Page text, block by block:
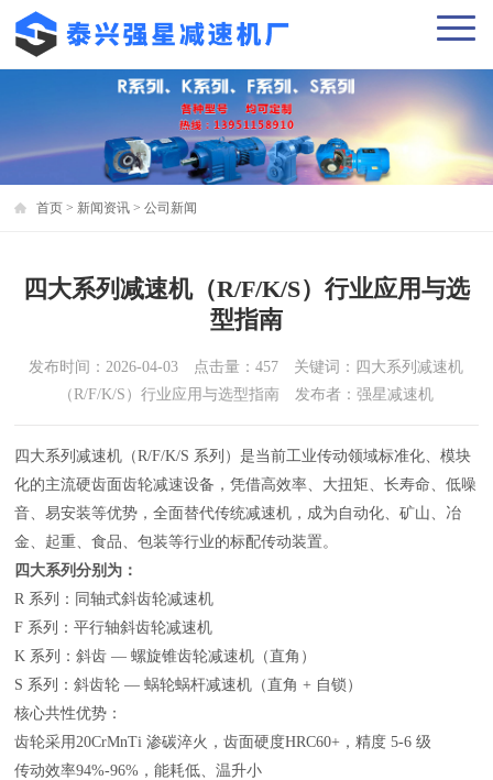
首页 > 新闻资讯 >公司新闻
四大系列减速机（R/F/K/S）行业应用与选
型指南
发布时间：2026-04-03 点击量：457 关键词：四大系列减速机
（R/F/K/S）行业应用与选型指南 发布者：强星减速机
四大系列减速机（R/F/K/S 系列）是当前工业传动领域标准化、模块
化的主流硬齿面齿轮减速设备，凭借高效率、大扭矩、长寿命、低噪
音、易安装等优势，全面替代传统减速机，成为自动化、矿山、冶
金、起重、食品、包装等行业的标配传动装置。
四大系列分别为：
R 系列：同轴式斜齿轮减速机
F 系列：平行轴斜齿轮减速机
K 系列：斜齿 — 螺旋锥齿轮减速机（直角）
S 系列：斜齿轮 — 蜗轮蜗杆减速机（直角 + 自锁）
核心共性优势：
齿轮采用20CrMnTi 渗碳淬火，齿面硬度HRC60+，精度 5-6 级
传动效率94%-96%，能耗低、温升小